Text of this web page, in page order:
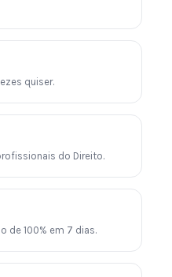
quiser.
do Direito.
de 100% em 7 dias.